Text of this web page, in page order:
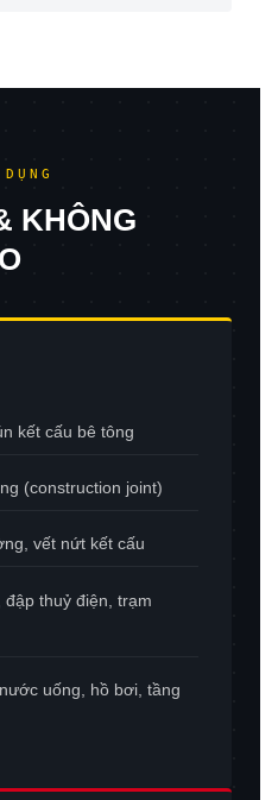
KHÔNG
kết cấu bê tông
(construction joint)
vết nứt kết cấu
thuỷ điện, trạm
uống, hồ bơi, tầng